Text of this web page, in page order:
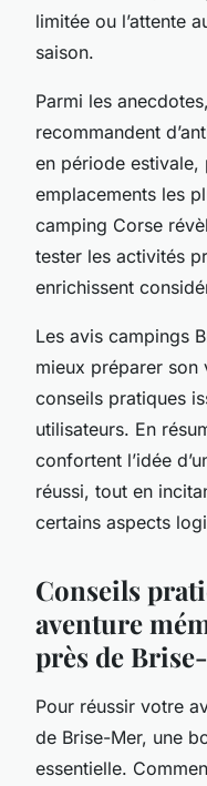
limitée ou l’attente
saison.
Parmi les
recommandent
en période
emplacements les
camping Corse
tester les activités
enrichissent
Les avis campings
mieux préparer son
conseils pratiques
utilisateurs. En
confortent l’idée
réussi, tout en
certains aspects
Conseils
aventure
près de
Pour réussir votre
de Brise-Mer, une
essentielle.